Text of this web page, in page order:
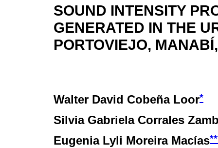
SOUND INTENSITY
GENERATED IN THE
PORTOVIEJO,
Walter David Cobeña Loor*
Silvia Gabriela Corrales
Eugenia Lyli Moreira Macías